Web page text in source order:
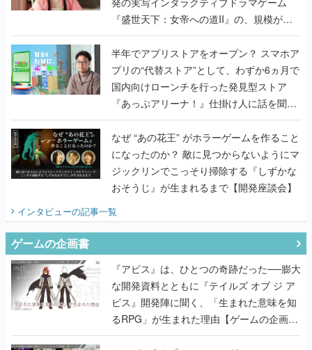
『盛世天下：女帝への道II』の、規模が違
うこだわりをプロデューサーに聞いた
半年でアプリストアをオープン？ スマホア
プリの“代替ストア”として、わずか6ヵ月で
国内向けローンチを行った発見型ストア
『あっぷアリーナ！』仕掛け人に話を聞い
てみた
なぜ “あの花王” がホラーゲームを作ること
になったのか？ 敵に見つからないようにマ
ジックリンでこっそり掃除する『しずかな
おそうじ』が生まれるまで【開発座談会】
インタビューの記事一覧
ゲームの企画書
『アビス』は、ひとつの奇跡だった──膨大
な開発資料とともに『テイルズ オブ ジ ア
ビス』開発陣に聞く、「生まれた意味を知
るRPG」が生まれた理由【ゲームの企画
書】